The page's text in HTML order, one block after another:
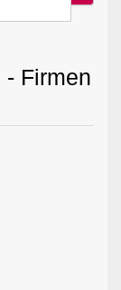
- Firmen